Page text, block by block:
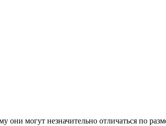
могут незначительно отличаться по